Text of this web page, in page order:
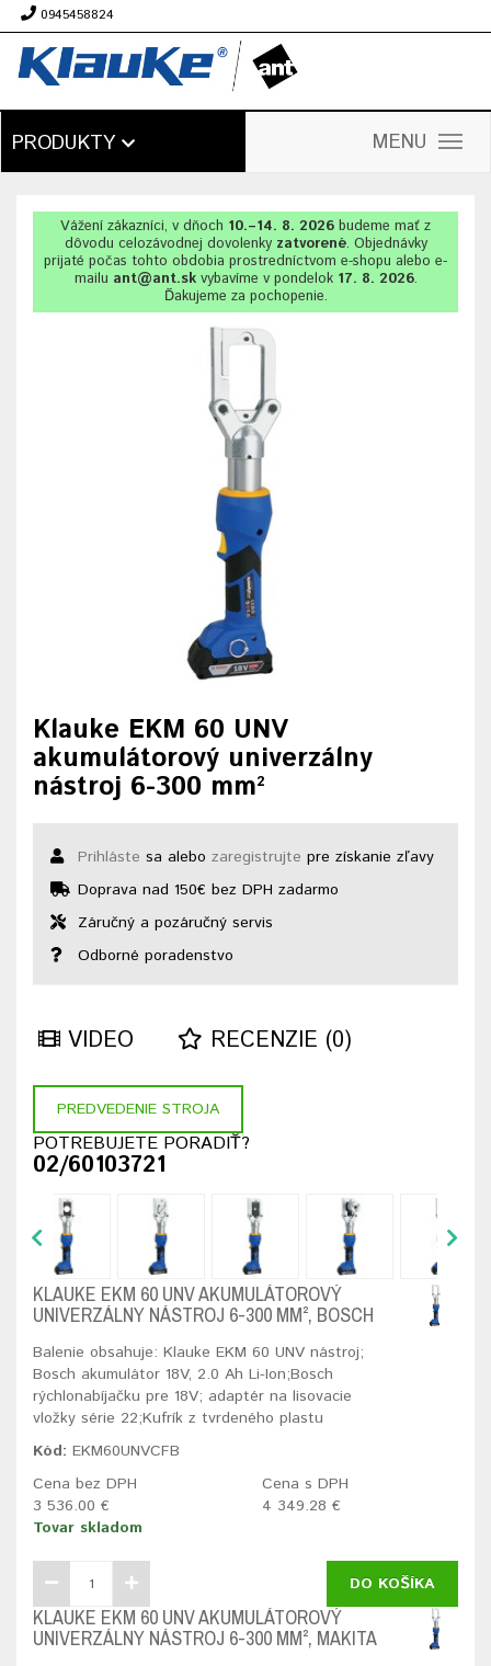
0945458824
PRODUKTY MENU
Vážení zákazníci, v dňoch 10.–14. 8. 2026 budeme mať z
dôvodu celozávodnej dovolenkyzatvorené. Objednávky
prijaté počas tohto obdobia prostredníctvom e-shopu alebo e-
mailu ant@ant.skvybavíme v pondelok 17. 8. 2026.
Ďakujeme za pochopenie.
Klauke EKM 60 UNV
akumulátorový univerzálny
nástroj 6-300 mm²
Prihláste sa alebo zaregistrujte pre získanie zľavy
Doprava nad 150€ bez DPH zadarmo
Záručný a pozáručný servis
Odborné poradenstvo
VIDEO RECENZIE (0)
PREDVEDENIE STROJA
POTREBUJETE PORADIŤ?
02/60103721
KLAUKE EKM 60 UNV AKUMULÁTOROVÝ
UNIVERZÁLNY NÁSTROJ 6-300 MM², BOSCH
Balenie obsahuje: Klauke EKM 60 UNV nástroj;
Bosch akumulátor 18V, 2.0 Ah Li-Ion;Bosch
rýchlonabíjačku pre 18V; adaptér na lisovacie
vložky série 22;Kufrík z tvrdeného plastu
Kód: EKM60UNVCFB
Cena bez DPH
3 536.00 €
Cena s DPH
4 349.28 €
Tovar skladom
DO KOŠÍKA
KLAUKE EKM 60 UNV AKUMULÁTOROVÝ
UNIVERZÁLNY NÁSTROJ 6-300 MM², MAKITA